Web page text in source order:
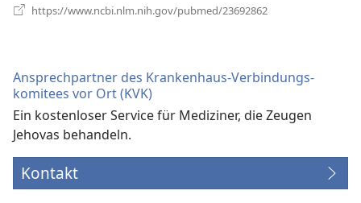
https://www.ncbi.nlm.nih.gov/pubmed/23692862
Ansprechpartner des Krankenhaus-Verbindungs­
komitees vor Ort (KVK)
Ein kostenloser Service für Mediziner, die Zeugen
Jehovas behandeln.
Kontakt